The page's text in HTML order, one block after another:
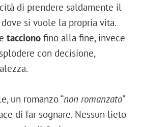
di prendere saldamente il
si vuole la propria vita.
tacciono fino alla fine, invece
con decisione,
un romanzo “non romanzato”
di far sognare. Nessun lieto